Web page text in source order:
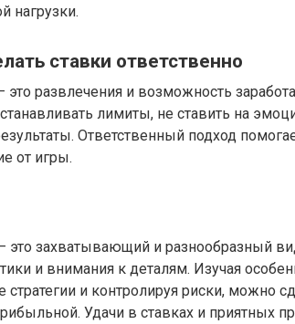
нагрузки.
ставки ответственно
это развлечения и возможность
лимиты, не ставить на
Ответственный подход
от игры.
это захватывающий и разнообразный
и внимания к деталям. Изучая
и контролируя риски, можно
Удачи в ставках и приятных